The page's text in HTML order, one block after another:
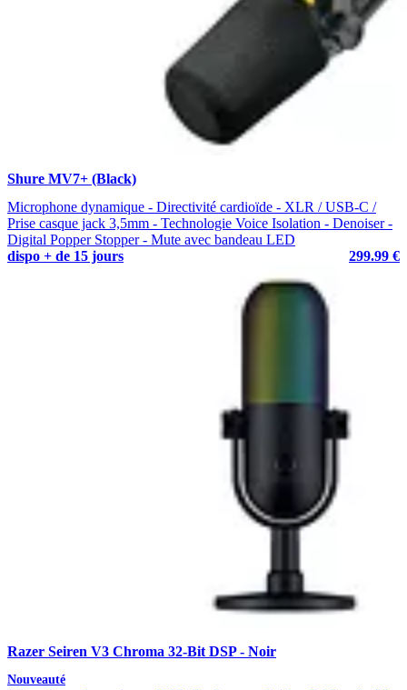
Shure MV7+ (Black)
Microphone dynamique - Directivité cardioïde - XLR / USB-C /
Prise casque jack 3,5mm - Technologie Voice Isolation - Denoiser -
Digital Popper Stopper - Mute avec bandeau LED
dispo + de 15 jours
299.99 €
Razer Seiren V3 Chroma 32-Bit DSP - Noir
Nouveauté